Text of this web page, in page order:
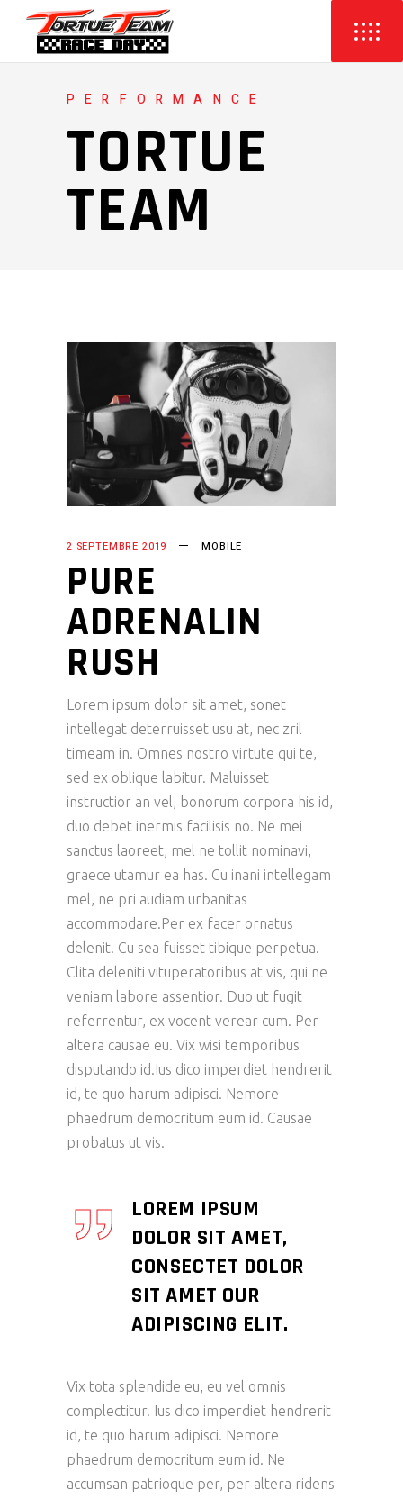
PERFORMANCE
TORTUE
TEAM
2 SEPTEMBRE 2019 MOBILE
PURE
ADRENALIN
RUSH
Lorem ipsum dolor sit amet, sonet
intellegat deterruisset usu at, nec zril
timeam in. Omnes nostro virtute qui te,
sed ex oblique labitur. Maluisset
instructior an vel, bonorum corpora his id,
duo debet inermis facilisis no. Ne mei
sanctus laoreet, mel ne tollit nominavi,
graece utamur ea has. Cu inani intellegam
mel, ne pri audiam urbanitas
accommodare.Per ex facer ornatus
delenit. Cu sea fuisset tibique perpetua.
Clita deleniti vituperatoribus at vis, qui ne
veniam labore assentior. Duo ut fugit
referrentur, ex vocent verear cum. Per
altera causae eu. Vix wisi temporibus
disputando id.Ius dico imperdiet hendrerit
id, te quo harum adipisci. Nemore
phaedrum democritum eum id. Causae
probatus ut vis.
LOREM IPSUM
DOLOR SIT AMET,
CONSECTET DOLOR
SIT AMET OUR
ADIPISCING ELIT.
Vix tota splendide eu, eu vel omnis
complectitur. Ius dico imperdiet hendrerit
id, te quo harum adipisci. Nemore
phaedrum democritum eum id. Ne
accumsan patrioque per, per altera ridens